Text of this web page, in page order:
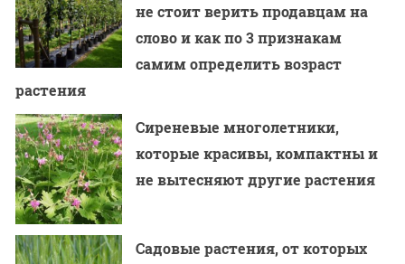
не стоит верить продавцам на
слово и как по 3 признакам
самим определить возраст
растения
Сиреневые многолетники,
которые красивы, компактны и
не вытесняют другие растения
Садовые растения, от которых